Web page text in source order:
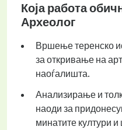
Која работа
Археолог
Вршење теренско
за откривање на
наоѓалишта.
Анализирање и
наоди за
минатите култури